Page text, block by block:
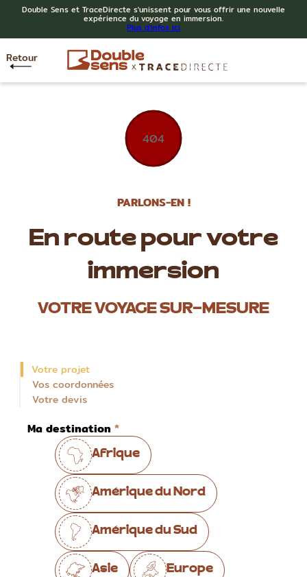
Double Sens et TraceDirecte s'unissent pour vous offrir une nouvelle
expérience du voyage en immersion.
Plus d'infos ici
Retour
404
PARLONS-EN !
En route pour votre
immersion
VOTRE VOYAGE SUR-MESURE
Votre projet
Vos coordonnées
Votre devis
Ma destination
Afrique
Amérique du Nord
Amérique du Sud
Asie Europe